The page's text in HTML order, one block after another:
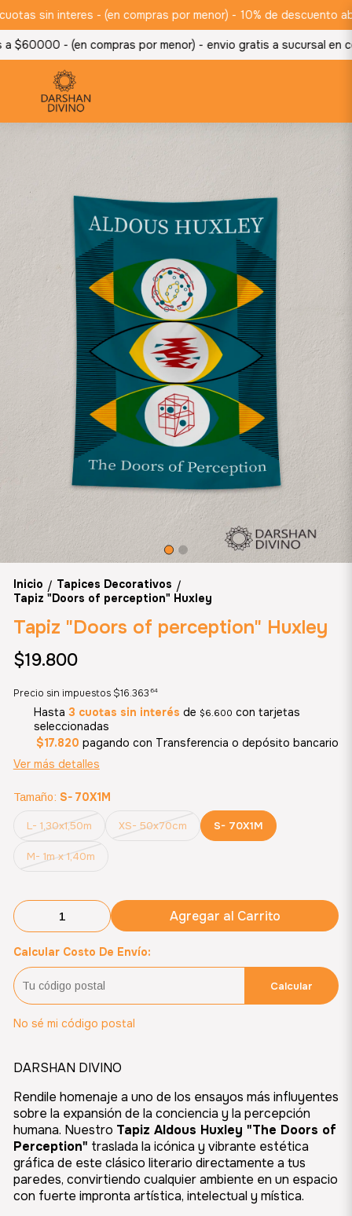
sin interes - (en compras por menor) - 10% de descuento
- (en compras por menor) - envio gratis a sucursal en
Inicio / Tapices Decorativos /
Tapiz "Doors of perception" Huxley
Tapiz "Doors of perception" Huxley
$19.800
Precio sin impuestos $16.363 64
Hasta3 cuotas sin interés de $6.600 con tarjetas
seleccionadas
$17.820 pagando con Transferencia o depósito bancario
Ver más detalles
Tamaño: S- 70X1M
L- 1,30x1,50m XS- 50x70cm S- 70X1M
M- 1m x 1,40m
Agregar al Carrito
Calcular Costo De Envío:
Calcular
No sé mi código postal
DARSHAN DIVINO
Rendile homenaje a uno de los ensayos más influyentes
sobre la expansión de la conciencia y la percepción
humana. Nuestro Tapiz Aldous Huxley "The Doors of
Perception" traslada la icónica y vibrante estética
gráfica de este clásico literario directamente a tus
paredes, convirtiendo cualquier ambiente en un espacio
con fuerte impronta artística, intelectual y mística.